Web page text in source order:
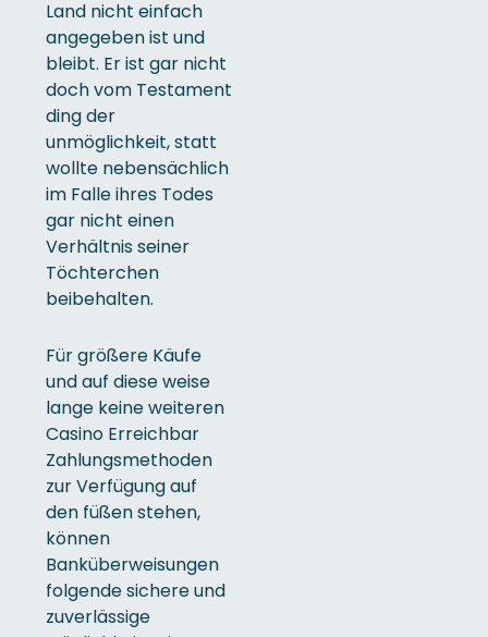
Land nicht einfach
angegeben ist und
bleibt. Er ist gar nicht
doch vom Testament
ding der
unmöglichkeit, statt
wollte nebensächlich
im Falle ihres Todes
gar nicht einen
Verhältnis seiner
Töchterchen
beibehalten.
Für größere Käufe
und auf diese weise
lange keine weiteren
Casino Erreichbar
Zahlungsmethoden
zur Verfügung auf
den füßen stehen,
können
Banküberweisungen
folgende sichere und
zuverlässige